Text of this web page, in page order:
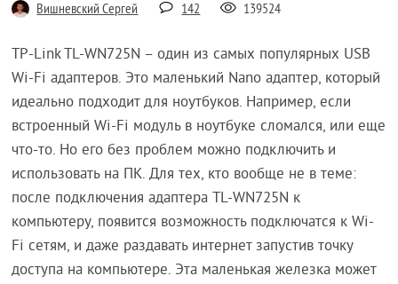
Вишневский Сергей 142 139524
TP-Link TL-WN725N – один из самых популярных USB
Wi-Fi адаптеров. Это маленький Nano адаптер, который
идеально подходит для ноутбуков. Например, если
встроенный Wi-Fi модуль в ноутбуке сломался, или еще
что-то. Но его без проблем можно подключить и
использовать на ПК. Для тех, кто вообще не в теме:
после подключения адаптера TL-WN725N к
компьютеру, появится возможность подключатся к Wi-
Fi сетям, и даже раздавать интернет запустив точку
доступа на компьютере. Эта маленькая железка может